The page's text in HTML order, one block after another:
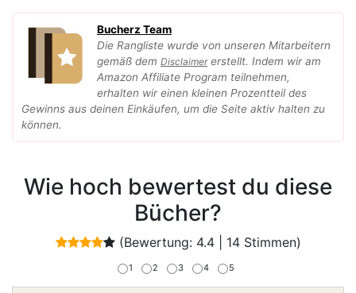
Bucherz Team
Die Rangliste wurde von unseren Mitarbeitern
gemäß dem Disclaimererstellt. Indem wir am
Amazon Affiliate Program teilnehmen,
erhalten wir einen kleinen Prozentteil des
Gewinns aus deinen Einkäufen, um die Seite aktiv halten zu
können.
Wie hoch bewertest du diese
Bücher?
(Bewertung: 4.4| 14Stimmen)
1 2 3 4 5